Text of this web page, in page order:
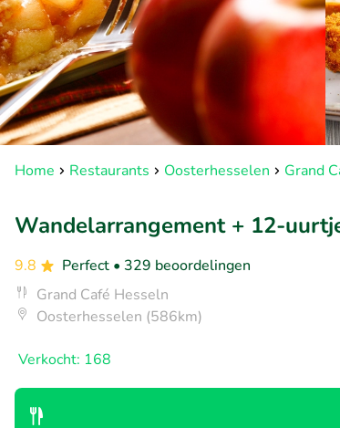
Home Restaurants Oosterhesselen Grand
Wandelarrangement + 12-
9.8 Perfect • 329 beoordelingen
Grand Café Hesseln
Oosterhesselen (586km)
Verkocht: 168